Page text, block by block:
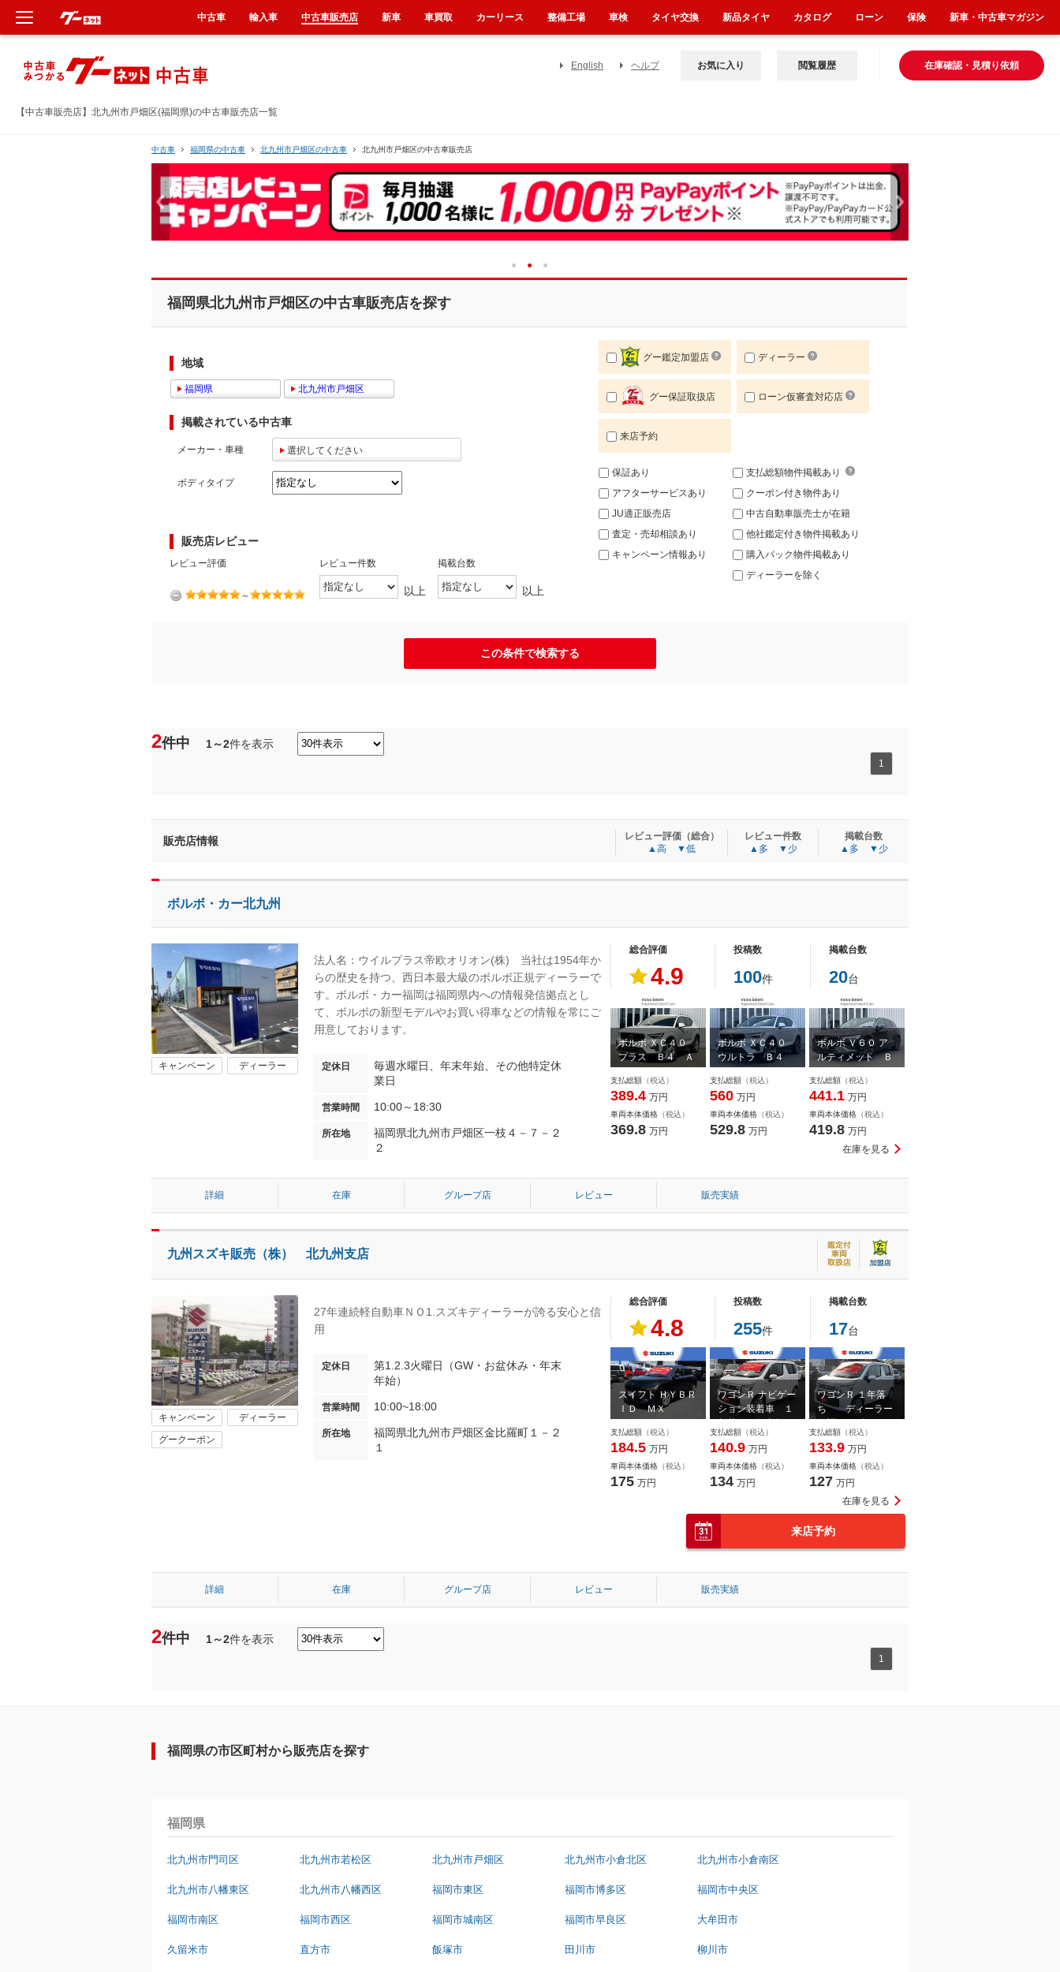
【中古車販売店】北九州市戸畑区(福岡県)の中古車販売店一覧
English ヘルプ 在庫確認・見積り依頼
お気に入り 閲覧履歴
中古車 福岡県の中古車 北九州市戸畑区の中古車 北九州市戸畑区の中古車販売店
福岡県北九州市戸畑区の中古車販売店を探す
地域
福岡県 北九州市戸畑区
掲載されている中古車
メーカー・車種 選択してください
ボディタイプ
販売店レビュー
レビュー評価
～
レビュー件数
以上
掲載台数
以上
グー鑑定加盟店 ディーラー
グー保証取扱店 ローン仮審査対応店
来店予約
保証あり
アフターサービスあり
JU適正販売店
査定・売却相談あり
キャンペーン情報あり
支払総額物件掲載あり
クーポン付き物件あり
中古自動車販売士が在籍
他社鑑定付き物件掲載あり
購入パック物件掲載あり
ディーラーを除く
この条件で検索する
2件中 1～2件を表示
1
販売店情報
レビュー評価（総合）
▲高
▼低
レビュー件数
▲多
▼少
掲載台数
▲多
▼少
ボルボ・カー北九州
キャンペーン ディーラー
法人名：ウイルプラス帝欧オリオン(株) 当社は1954年か
らの歴史を持つ、西日本最大級のボルボ正規ディーラーで
す。ボルボ・カー福岡は福岡県内への情報発信拠点とし
て、ボルボの新型モデルやお買い得車などの情報を常にご
用意しております。
定休日
毎週水曜日、年末年始、その他特定休
業日
営業時間 10:00～18:30
所在地
福岡県北九州市戸畑区一枝４－７－２
２
総合評価
4.9
投稿数
100件
掲載台数
20台
ボルボ ＸＣ４０
プラス Ｂ４ Ａ
ＷＤ
支払総額 （税込）
389.4 万円
車両本体価格 （税込）
369.8 万円
ボルボ ＸＣ４０
ウルトラ Ｂ４
ＡＷＤ ４ＷＤ
支払総額 （税込）
560 万円
車両本体価格 （税込）
529.8 万円
ボルボ Ｖ６０ ア
ルティメット Ｂ
４
支払総額 （税込）
441.1 万円
車両本体価格 （税込）
419.8 万円
在庫を見る
詳細 在庫 グループ店 レビュー 販売実績
九州スズキ販売（株） 北九州支店
キャンペーン
ディーラー
グークーポン
27年連続軽自動車ＮＯ1.スズキディーラーが誇る安心と信
用
定休日
第1.2.3火曜日（GW・お盆休み・年末
年始）
営業時間 10:00~18:00
所在地
福岡県北九州市戸畑区金比羅町１－２
１
総合評価
4.8
投稿数
255件
掲載台数
17台
スイフト ＨＹＢＲ
ＩＤ ＭＸ
支払総額 （税込）
184.5 万円
車両本体価格 （税込）
175 万円
ワゴンＲ ナビゲー
ション装着車 １
年落ち 低走行
車 ディーラ…
支払総額 （税込）
140.9 万円
車両本体価格 （税込）
134 万円
ワゴンＲ １年落
ち ディーラー
保証 スズキセー
フティサポー…
支払総額 （税込）
133.9 万円
車両本体価格 （税込）
127 万円
在庫を見る
来店予約
詳細 在庫 グループ店 レビュー 販売実績
2件中 1～2件を表示
1
福岡県の市区町村から販売店を探す
福岡県
北九州市門司区 北九州市若松区 北九州市戸畑区 北九州市小倉北区 北九州市小倉南区
北九州市八幡東区 北九州市八幡西区 福岡市東区 福岡市博多区 福岡市中央区
福岡市南区 福岡市西区 福岡市城南区 福岡市早良区 大牟田市
久留米市 直方市 飯塚市 田川市 柳川市
中古車 輸入車 中古車販売店 新車 車買取 カーリース 整備工場 車検 タイヤ交換 新品タイヤ カタログ ローン 保険 新車・中古車マガジン
新車
中古車